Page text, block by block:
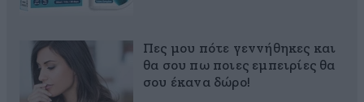
Πες μου πότε γεννήθηκες και
θα σου πω ποιες εμπειρίες θα
σου έκανα δώρο!